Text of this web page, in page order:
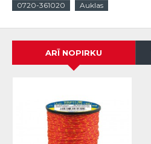
0720-361020
Auklas
ARĪ NOPIRKU